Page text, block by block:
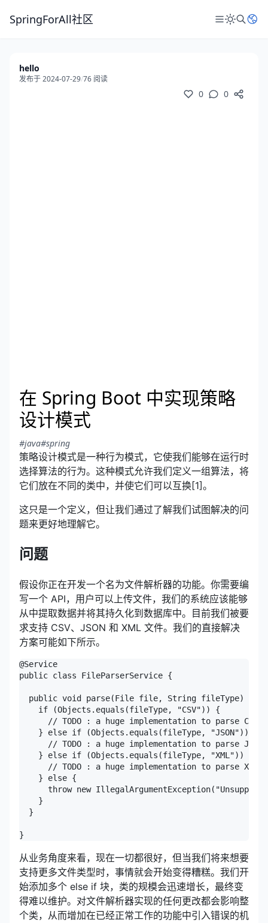
SpringForAll社区
hello
发布于 2024-07-29/76 阅读
0 0
在 Spring Boot 中实现策略
设计模式
#java#spring
策略设计模式是一种行为模式，它使我们能够在运行时
选择算法的行为。这种模式允许我们定义一组算法，将
它们放在不同的类中，并使它们可以互换[1]。
这只是一个定义，但让我们通过了解我们试图解决的问
题来更好地理解它。
问题
假设你正在开发一个名为文件解析器的功能。你需要编
写一个 API，用户可以上传文件，我们的系统应该能够
从中提取数据并将其持久化到数据库中。目前我们被要
求支持 CSV、JSON 和 XML 文件。我们的直接解决
方案可能如下所示。
@Service
public class FileParserService {
  public void parse(File file, String fileType) {
    if (Objects.equals(fileType, "CSV")) {
// TODO : a huge implementation to parse CSV
    } else if (Objects.equals(fileType, "JSON")) {
// TODO : a huge implementation to parse JSON
    } else if (Objects.equals(fileType, "XML")) {
// TODO : a huge implementation to parse XML
    } else {
throw new
    }
  }
}
从业务角度来看，现在一切都很好，但当我们将来想要
支持更多文件类型时，事情就会开始变得糟糕。我们开
始添加多个 else if 块，类的规模会迅速增长，最终变
得难以维护。对文件解析器实现的任何更改都会影响整
个类，从而增加在已经正常工作的功能中引入错误的机